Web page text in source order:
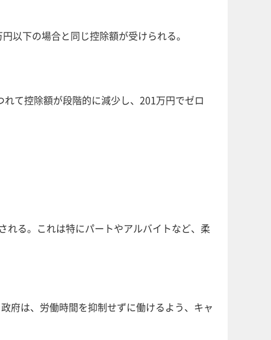
以下の場合と同じ控除額が受けられる。
て控除額が段階的に減少し、201万円でゼロ
れる。これは特にパートやアルバイトなど、柔
府は、労働時間を抑制せずに働けるよう、キャ